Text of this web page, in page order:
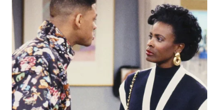
CIREBON
WN
INDRAMAYU
WN
KUNINGAN